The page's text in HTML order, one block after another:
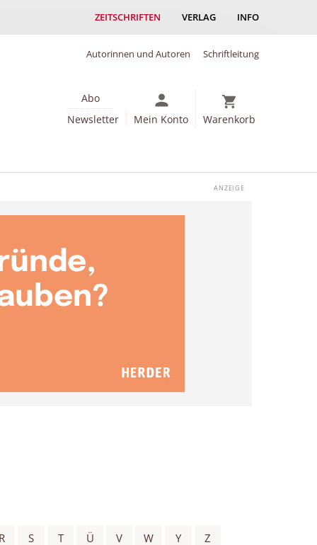
ZEITSCHRIFTEN VERLAG INFO
Autorinnen und Autoren Schriftleitung
Abo
Newsletter
Mein Konto Warenkorb
S T Ü V W Y Z